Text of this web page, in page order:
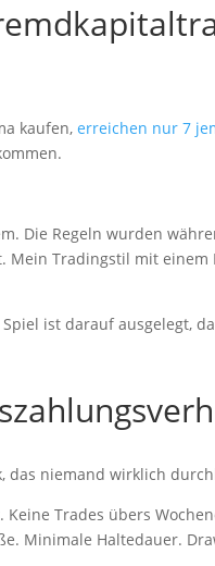
kaufen,erreichen nur 7
Die Regeln wurden
Tradingstil mit einem
ist darauf ausgelegt,
das niemand wirklich
Keine Trades übers
Minimale Haltedauer.